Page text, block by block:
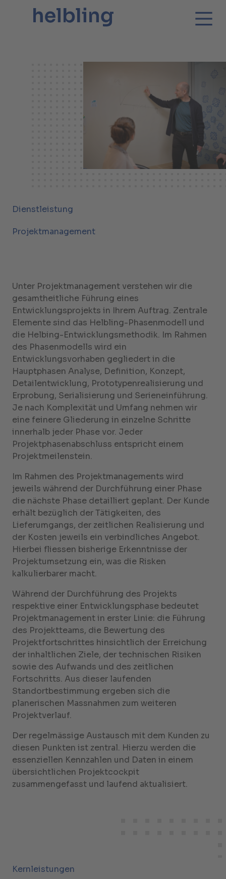
Dienstleistung
Projekt­management
Unter Projektmanagement verstehen wir die
gesamtheitliche Führung eines
Entwicklungsprojekts in Ihrem Auftrag. Zentrale
Elemente sind das Helbling-Phasenmodell und
die Helbing-Entwicklungsmethodik. Im Rahmen
des Phasenmodells wird ein
Entwicklungsvorhaben gegliedert in die
Hauptphasen Analyse, Definition, Konzept,
Detailentwicklung, Prototypenrealisierung und
Erprobung, Serialisierung und Serieneinführung.
Je nach Komplexität und Umfang nehmen wir
eine feinere Gliederung in einzelne Schritte
innerhalb jeder Phase vor. Jeder
Projektphasenabschluss entspricht einem
Projektmeilenstein.
Im Rahmen des Projektmanagements wird
jeweils während der Durchführung einer Phase
die nächste Phase detailliert geplant. Der Kunde
erhält bezüglich der Tätigkeiten, des
Lieferumgangs, der zeitlichen Realisierung und
der Kosten jeweils ein verbindliches Angebot.
Hierbei fliessen bisherige Erkenntnisse der
Projektumsetzung ein, was die Risken
kalkulierbarer macht.
Während der Durchführung des Projekts
respektive einer Entwicklungsphase bedeutet
Projektmanagement in erster Linie: die Führung
des Projektteams, die Bewertung des
Projektfortschrittes hinsichtlich der Erreichung
der inhaltlichen Ziele, der technischen Risiken
sowie des Aufwands und des zeitlichen
Fortschritts. Aus dieser laufenden
Standortbestimmung ergeben sich die
planerischen Massnahmen zum weiteren
Projektverlauf.
Der regelmässige Austausch mit dem Kunden zu
diesen Punkten ist zentral. Hierzu werden die
essenziellen Kennzahlen und Daten in einem
übersichtlichen Projektcockpit
zusammengefasst und laufend aktualisiert.
Kernleistungen